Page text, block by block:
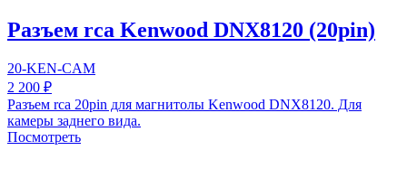
Разъем rca Kenwood DNX8120 (20pin)
20-KEN-CAM
2 200 ₽
Разъем rca 20pin для магнитолы Kenwood DNX8120. Для
камеры заднего вида.
Посмотреть